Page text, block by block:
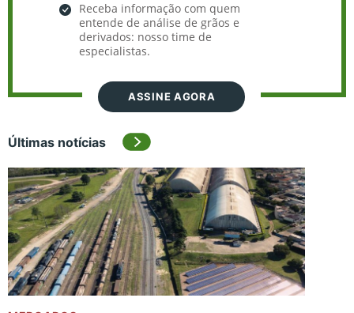
Receba informação com quem
entende de análise de grãos e
derivados: nosso time de
especialistas.
ASSINE AGORA
Últimas notícias